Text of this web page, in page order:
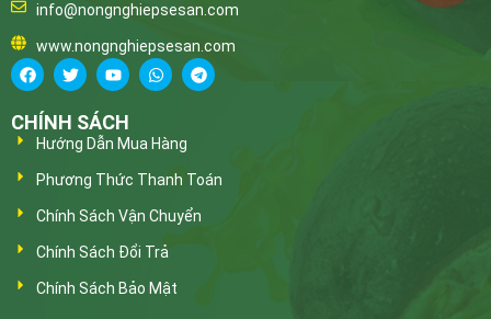
info@nongnghiepsesan.com
www.nongnghiepsesan.com
CHÍNH SÁCH
Hướng Dẫn Mua Hàng
Phương Thức Thanh Toán
Chính Sách Vận Chuyển
Chính Sách Đổi Trả
Chính Sách Bảo Mật